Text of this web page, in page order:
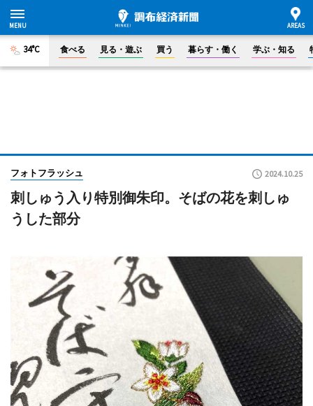
34°C 食べる 見る・遊ぶ 買う 暮らす・働く 学ぶ・知る
フォトフラッシュ 2024.10.25
刺しゅう入り特別御朱印。そばの花を刺しゅ
うした部分